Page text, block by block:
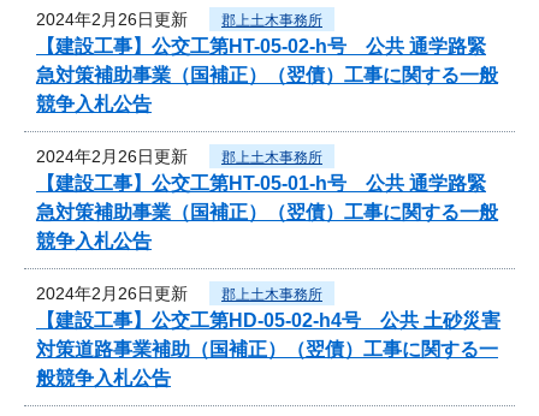
2024年2月26日更新 郡上土木事務所
【建設工事】公交工第HT-05-02-h号 公共 通学路緊
急対策補助事業（国補正）（翌債）工事に関する一般
競争入札公告
2024年2月26日更新 郡上土木事務所
【建設工事】公交工第HT-05-01-h号 公共 通学路緊
急対策補助事業（国補正）（翌債）工事に関する一般
競争入札公告
2024年2月26日更新 郡上土木事務所
【建設工事】公交工第HD-05-02-h4号 公共 土砂災害
対策道路事業補助（国補正）（翌債）工事に関する一
般競争入札公告